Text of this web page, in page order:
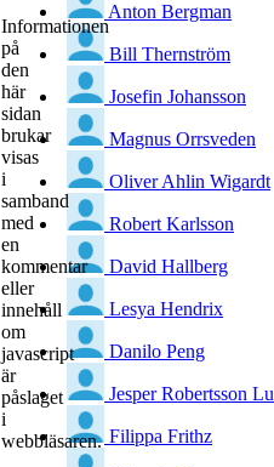
Anton Bergman
Bill Thernström
Josefin Johansson
Magnus Orrsveden
Oliver Ahlin Wigardt
Robert Karlsson
David Hallberg
Lesya Hendrix
Danilo Peng
Jesper Robertsson
Filippa Frithz
Informationen
på
den
här
sidan
brukar
visas
i
samband
med
en
kommentar
eller
innehåll
om
javascript
är
påslaget
i
webbläsaren.